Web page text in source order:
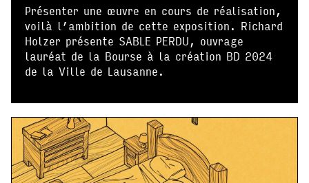
Présenter une œuvre en cours de réalisation,
voilà l’ambition de cette exposition. Richard
Holzer présente SABLE PERDU, ouvrage
lauréat de la Bourse à la création BD 2024
de la Ville de Lausanne.